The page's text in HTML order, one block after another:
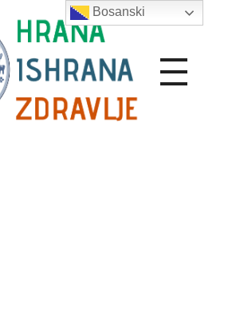
Bosanski